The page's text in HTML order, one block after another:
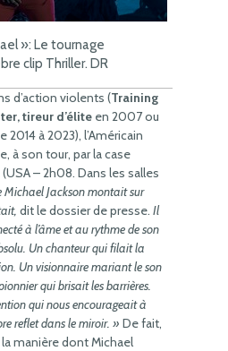
»: Le tournage
clip Thriller. DR
d’action violents (Training
tireur d’élite en 2007 ou
2014 à 2023), l’Américain
à son tour, par la case
(USA – 2h08. Dans les salles
Michael Jackson montait sur
dit le dossier de presse. Il
à l’âme et au rythme de son
Un chanteur qui filait la
Un visionnaire mariant le son
qui brisait les barrières.
qui nous encourageait à
reflet dans le miroir. » De fait,
manière dont Michael